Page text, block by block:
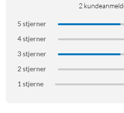
2
5 stjerner
4 stjerner
3 stjerner
2 stjerner
1 stjerne